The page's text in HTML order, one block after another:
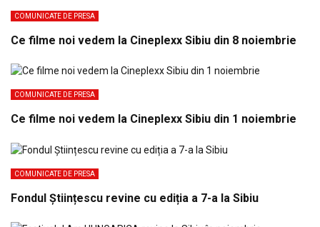
COMUNICATE DE PRESA
Ce filme noi vedem la Cineplexx Sibiu din 8 noiembrie
COMUNICATE DE PRESA
Ce filme noi vedem la Cineplexx Sibiu din 1 noiembrie
COMUNICATE DE PRESA
Fondul Științescu revine cu ediția a 7-a la Sibiu